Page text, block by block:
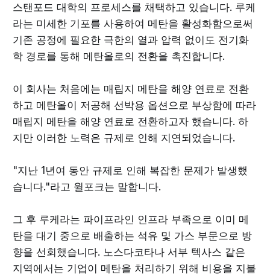
스탠포드 대학의 프로세스를 채택하고 있습니다. 루케
라는 미세한 기포를 사용하여 메탄을 활성화함으로써
기존 공정에 필요한 극한의 열과 압력 없이도 전기화
학 경로를 통해 메탄올로의 전환을 촉진합니다.
이 회사는 처음에는 매립지 메탄을 해양 연료로 전환
하고 메탄올이 저공해 선박용 옵션으로 부상함에 따라
매립지 메탄을 해양 연료로 전환하고자 했습니다. 하
지만 이러한 노력은 규제로 인해 지연되었습니다.
"지난 1년여 동안 규제로 인해 복잡한 문제가 발생했
습니다."라고 윌포크는 말합니다.
그 후 루케라는 파이프라인 인프라 부족으로 이미 메
탄을 대기 중으로 배출하는 석유 및 가스 부문으로 방
향을 선회했습니다. 노스다코타나 서부 텍사스 같은
지역에서는 기업이 메탄을 처리하기 위해 비용을 지불